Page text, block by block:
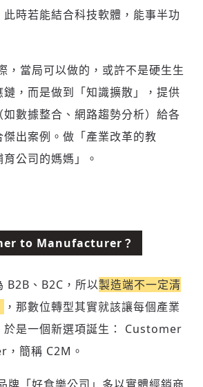
時若能結合科技軟體，能事半功
，當局可以做的，或許不是硬生生
鏈，而是做到「知識擴散」，提供
如數據整合、網路趨勢分析）給各
出案例。做「產業改革的教
公司的媽媽」。
to Manufacturer？
B2B、B2C，所以製造端不一定清
，那數位轉型其實就該讓每個產業
於是一個新選項誕生： Customer
簡稱 C2M。